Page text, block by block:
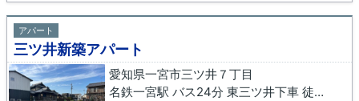
アパート
三ツ井新築アパート
愛知県一宮市三ツ井７丁目
名鉄一宮駅 バス24分 東三ツ井下車 徒歩11分